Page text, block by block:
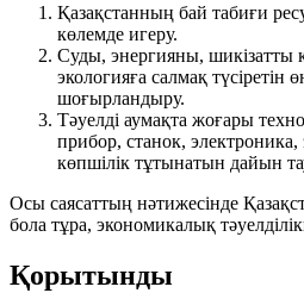
Қазақстанның бай табиғи
көлемде игеру.
Суды, энергияны, шикізатты
экологияға салмақ түсіретін
шоғырландыру.
Тәуелді аумақта жоғары
прибор, станок,
көпшілік тұтынатын дайын
Осы саясаттың нәтижесінде
бола тұра, экономикалық
Қорытынды